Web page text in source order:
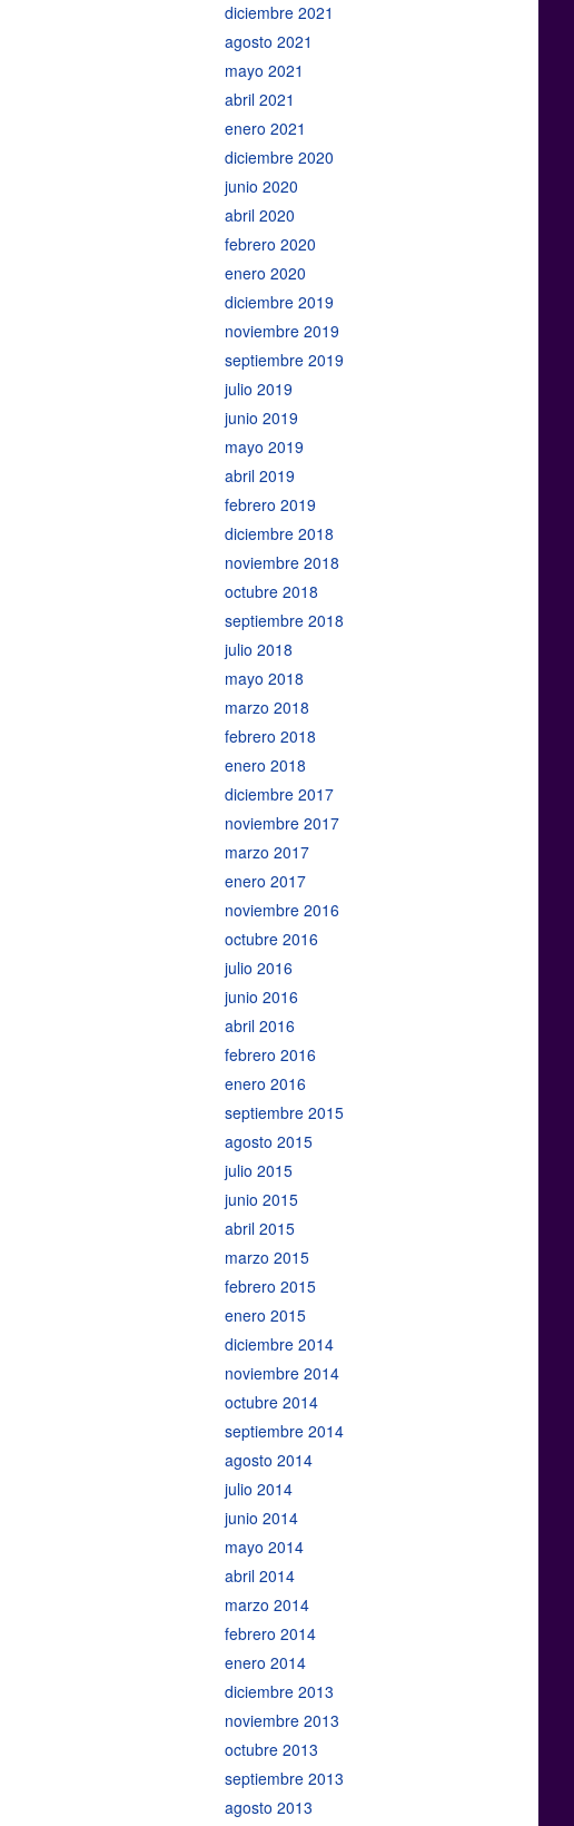
diciembre 2021
agosto 2021
mayo 2021
abril 2021
enero 2021
diciembre 2020
junio 2020
abril 2020
febrero 2020
enero 2020
diciembre 2019
noviembre 2019
septiembre 2019
julio 2019
junio 2019
mayo 2019
abril 2019
febrero 2019
diciembre 2018
noviembre 2018
octubre 2018
septiembre 2018
julio 2018
mayo 2018
marzo 2018
febrero 2018
enero 2018
diciembre 2017
noviembre 2017
marzo 2017
enero 2017
noviembre 2016
octubre 2016
julio 2016
junio 2016
abril 2016
febrero 2016
enero 2016
septiembre 2015
agosto 2015
julio 2015
junio 2015
abril 2015
marzo 2015
febrero 2015
enero 2015
diciembre 2014
noviembre 2014
octubre 2014
septiembre 2014
agosto 2014
julio 2014
junio 2014
mayo 2014
abril 2014
marzo 2014
febrero 2014
enero 2014
diciembre 2013
noviembre 2013
octubre 2013
septiembre 2013
agosto 2013